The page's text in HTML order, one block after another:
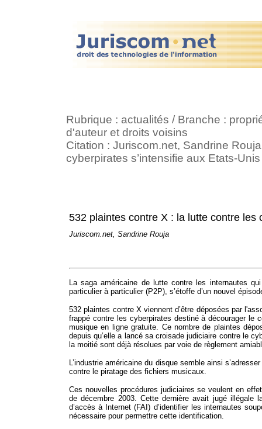
Rubrique : actualités / Branche :
d'auteur et droits voisins
Citation : Juriscom.net, Sandrine
cyberpirates s’intensifie aux Etats-
532 plaintes contre X : la lutte contre les
Juriscom.net, Sandrine Rouja
La saga américaine de lutte contre les internautes
particulier à particulier (P2P), s’étoffe d’un nouvel
532 plaintes contre X viennent d’être déposées par
frappé contre les cyberpirates destiné à décourager le
musique en ligne gratuite. Ce nombre de plaintes
depuis qu’elle a lancé sa croisade judiciaire contre le
la moitié sont déjà résolues par voie de règlement
L’industrie américaine du disque semble ainsi
contre le piratage des fichiers musicaux.
Ces nouvelles procédures judiciaires se veulent en
de décembre 2003. Cette dernière avait jugé illégale
d’accès à Internet (FAI) d’identifier les internautes
nécessaire pour permettre cette identification.